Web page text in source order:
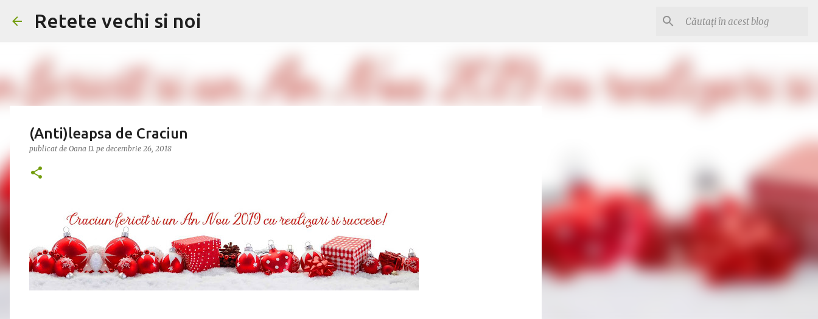
Retete vechi si noi
(Anti)leapsa de Craciun
publicat de Oana D. pe decembrie 26, 2018